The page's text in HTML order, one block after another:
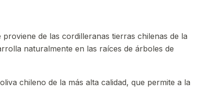
de las cordilleranas tierras chilenas de la
naturalmente en las raíces de árboles de
chileno de la más alta calidad, que permite a la